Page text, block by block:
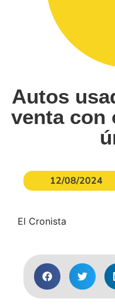
Autos
venta con
12/08/2024
El Cronista